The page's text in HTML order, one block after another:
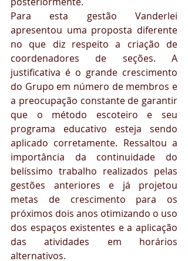
Para esta gestão Vanderlei
apresentou uma proposta diferente
no que diz respeito a criação de
coordenadores de seções. A
justificativa é o grande crescimento
do Grupo em número de membros e
a preocupação constante de garantir
que o método escoteiro e seu
programa educativo esteja sendo
aplicado corretamente. Ressaltou a
importância da continuidade do
belíssimo trabalho realizados pelas
gestões anteriores e já projetou
metas de crescimento para os
próximos dois anos otimizando o uso
dos espaços existentes e a aplicação
das atividades em horários
alternativos.